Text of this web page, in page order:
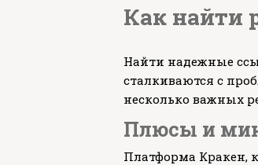
Как найти
Найти надежные
сталкиваются с
несколько важных
Плюсы и
Платформа Кракен,